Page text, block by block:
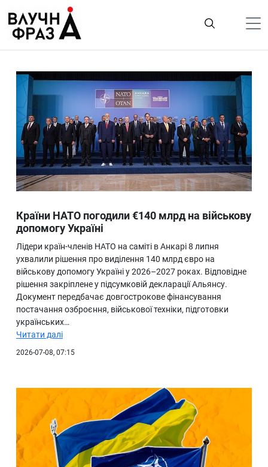
содержимому
Гроші
Життя
Лайфстайл
ТехноНаука
Людина
Ukraine
Про нас
Країни НАТО погодили €140 млрд на військову
допомогу Україні
Лідери країн-членів НАТО на саміті в Анкарі 8 липня
ухвалили рішення про виділення 140 млрд євро на
військову допомогу Україні у 2026–2027 роках. Відповідне
рішення закріплене у підсумковій декларації Альянсу.
Документ передбачає довгострокове фінансування
постачання озброєння, військової техніки, підготовки
українських…
Читати далі
2026-07-08, 07:15